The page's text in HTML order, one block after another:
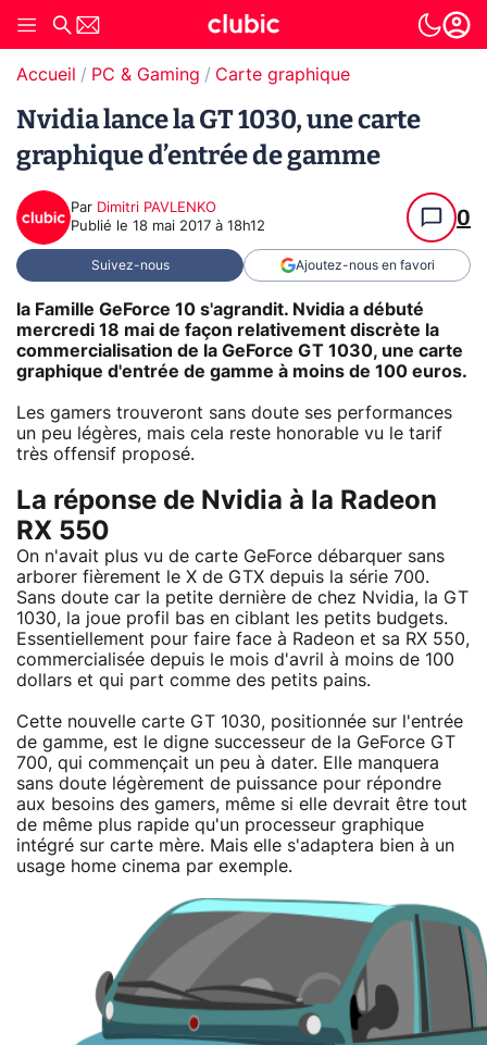
Accueil PC & Gaming Carte graphique
Nvidia lance la GT 1030, une carte
graphique d’entrée de gamme
Par Dimitri PAVLENKO
Publié le 18 mai 2017 à 18h12 0
Suivez-nous Ajoutez-nous en favori
la Famille GeForce 10 s'agrandit. Nvidia a débuté
mercredi 18 mai de façon relativement discrète la
commercialisation de la GeForce GT 1030, une carte
graphique d'entrée de gamme à moins de 100 euros.
Les gamers trouveront sans doute ses performances
un peu légères, mais cela reste honorable vu le tarif
très offensif proposé.
La réponse de Nvidia à la Radeon
RX 550
On n'avait plus vu de carte GeForce débarquer sans
arborer fièrement le X de GTX depuis la série 700.
Sans doute car la petite dernière de chez Nvidia, la GT
1030, la joue profil bas en ciblant les petits budgets.
Essentiellement pour faire face à Radeon et sa RX 550,
commercialisée depuis le mois d'avril à moins de 100
dollars et qui part comme des petits pains.
Cette nouvelle carte GT 1030, positionnée sur l'entrée
de gamme, est le digne successeur de la GeForce GT
700, qui commençait un peu à dater. Elle manquera
sans doute légèrement de puissance pour répondre
aux besoins des gamers, même si elle devrait être tout
de même plus rapide qu'un processeur graphique
intégré sur carte mère. Mais elle s'adaptera bien à un
usage home cinema par exemple.